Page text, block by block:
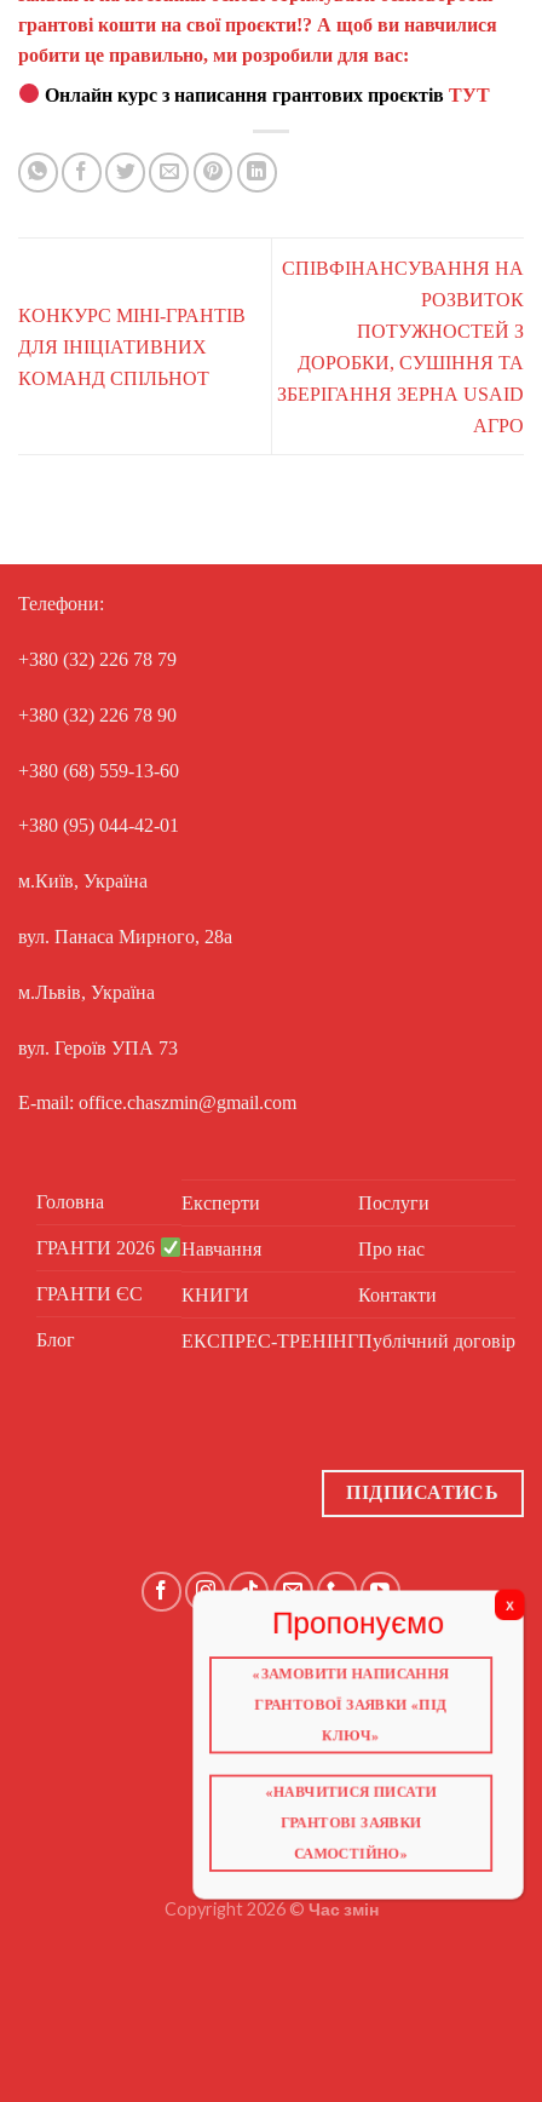
грантові кошти на свої проєкти!? А щоб ви навчилися
робити це правильно, ми розробили для вас:
Онлайн курс з написання грантових проєктівТУТ
КОНКУРС МІНІ-ГРАНТІВ
ДЛЯ ІНІЦІАТИВНИХ
КОМАНД СПІЛЬНОТ
СПІВФІНАНСУВАННЯ НА
РОЗВИТОК
ПОТУЖНОСТЕЙ З
ДОРОБКИ, СУШІННЯ ТА
ЗБЕРІГАННЯ ЗЕРНА USAID
АГРО
Телефони:
+380 (32) 226 78 79
+380 (32) 226 78 90
+380 (68) 559-13-60
+380 (95) 044-42-01
м.Київ, Україна
вул. Панаса Мирного, 28а
м.Львів, Україна
вул. Героїв УПА 73
E-mail: office.chaszmin@gmail.com
Головна
ГРАНТИ 2026
ГРАНТИ ЄС
Блог
Експерти
Навчання
КНИГИ
ЕКСПРЕС-ТРЕНІНГ
Послуги
Про нас
Контакти
Публічний договір
ПІДПИСАТИСЬ
ГОЛОВНА
ГРАНТИ 2026
НАВЧАННЯ
КНИГИ
ВІДЕО ПРО ГРАНТИ
Copyright 2026 © Час змін
«ЗАМОВИТИ НАПИСАННЯ
ГРАНТОВОЇ ЗАЯВКИ «ПІД
КЛЮЧ»
«НАВЧИТИСЯ ПИСАТИ
ГРАНТОВІ ЗАЯВКИ
САМОСТІЙНО»